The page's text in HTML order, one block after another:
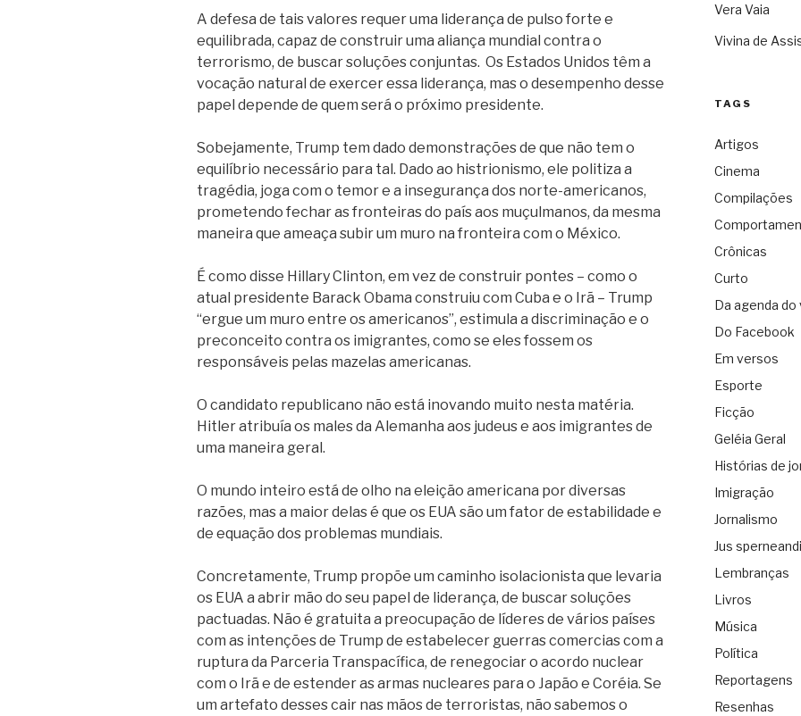
A defesa de tais valores requer uma liderança de pulso forte e
equilibrada, capaz de construir uma aliança mundial contra o
terrorismo, de buscar soluções conjuntas. Os Estados Unidos têm a
vocação natural de exercer essa liderança, mas o desempenho desse
papel depende de quem será o próximo presidente.
Sobejamente, Trump tem dado demonstrações de que não tem o
equilíbrio necessário para tal. Dado ao histrionismo, ele politiza a
tragédia, joga com o temor e a insegurança dos norte-americanos,
prometendo fechar as fronteiras do país aos muçulmanos, da mesma
maneira que ameaça subir um muro na fronteira com o México.
É como disse Hillary Clinton, em vez de construir pontes – como o
atual presidente Barack Obama construiu com Cuba e o Irã – Trump
“ergue um muro entre os americanos”, estimula a discriminação e o
preconceito contra os imigrantes, como se eles fossem os
responsáveis pelas mazelas americanas.
O candidato republicano não está inovando muito nesta matéria.
Hitler atribuía os males da Alemanha aos judeus e aos imigrantes de
uma maneira geral.
O mundo inteiro está de olho na eleição americana por diversas
razões, mas a maior delas é que os EUA são um fator de estabilidade e
de equação dos problemas mundiais.
Concretamente, Trump propõe um caminho isolacionista que levaria
os EUA a abrir mão do seu papel de liderança, de buscar soluções
pactuadas. Não é gratuita a preocupação de líderes de vários países
com as intenções de Trump de estabelecer guerras comercias com a
ruptura da Parceria Transpacífica, de renegociar o acordo nuclear
com o Irã e de estender as armas nucleares para o Japão e Coréia. Se
um artefato desses cair nas mãos de terroristas, não sabemos o
Vera Vaia
Vivina de
TAGS
Artigos
Cinema
Compilações
Crônicas
Curto
Da agenda do
Do Facebook
Em versos
Esporte
Ficção
Geléia Geral
Histórias de
Imigração
Jornalismo
Jus sperneandi
Lembranças
Livros
Música
Política
Reportagens
Resenhas